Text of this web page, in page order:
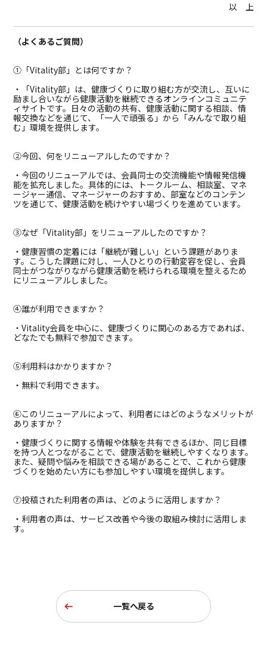
以 上
（よくあるご質問）
①「Vitality部」とは何ですか？
・「Vitality部」は、健康づくりに取り組む方が交流し、互いに
励まし合いながら健康活動を継続できるオンラインコミュニテ
ィサイトです。日々の活動の共有、健康活動に関する相談、情
報交換などを通じて、「一人で頑張る」から「みんなで取り組
む」環境を提供します。
②今回、何をリニューアルしたのですか？
・今回のリニューアルでは、会員同士の交流機能や情報発信機
能を拡充しました。具体的には、トークルーム、相談室、マネ
ージャー通信、マネージャーのおすすめ、部室などのコンテン
ツを通じて、健康活動を続けやすい場づくりを進めています。
③なぜ「Vitality部」をリニューアルしたのですか？
・健康習慣の定着には「継続が難しい」という課題がありま
す。こうした課題に対し、一人ひとりの行動変容を促し、会員
同士がつながりながら健康活動を続けられる環境を整えるため
にリニューアルしました。
④誰が利用できますか？
・Vitality会員を中心に、健康づくりに関心のある方であれば、
どなたでも無料で参加できます。
⑤利用料はかかりますか？
・無料で利用できます。
⑥このリニューアルによって、利用者にはどのようなメリットが
ありますか？
・健康づくりに関する情報や体験を共有できるほか、同じ目標
を持つ人とつながることで、健康活動を継続しやすくなります。
また、疑問や悩みを相談できる場があることで、これから健康
づくりを始めたい方にも参加しやすい環境を提供します。
⑦投稿された利用者の声は、どのように活用しますか？
・利用者の声は、サービス改善や今後の取組み検討に活用しま
す。
一覧へ戻る